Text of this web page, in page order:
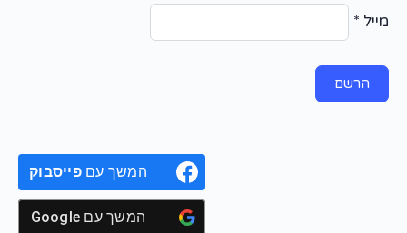
מייל *
המשך עםפייסבוק
המשך עם Google